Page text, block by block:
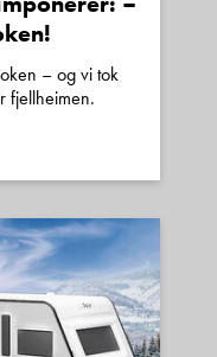
– og vi tok
fjellheimen.